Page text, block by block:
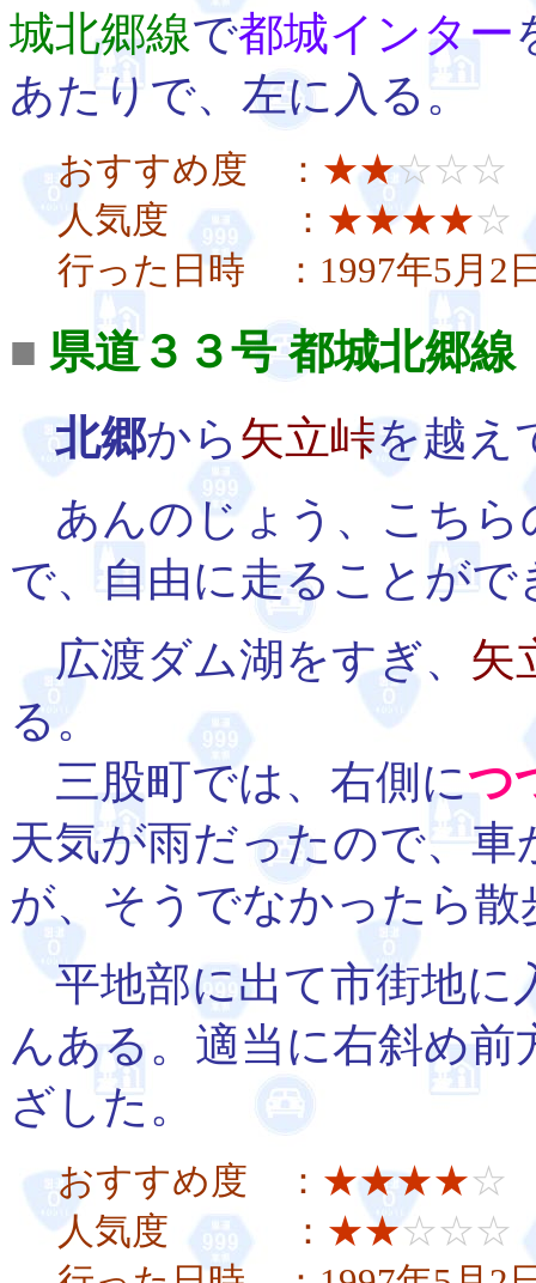
城北郷線で都城インター
あたりで、左に入る。
おすすめ度 ： ★★☆☆☆
人気度 ： ★★★★☆
行った日時 ：1997年5月2
■ 県道３３号 都城北郷線
北郷から 矢立峠を越え
あんのじょう、こちら
で、自由に走ることがで
広渡ダム湖をすぎ、 矢
る。
三股町では、右側につ
天気が雨だったので、
が、そうでなかったら
平地部に出て市街地に
んある。適当に右斜め前
ざした。
おすすめ度 ： ★★★★☆
人気度 ： ★★☆☆☆